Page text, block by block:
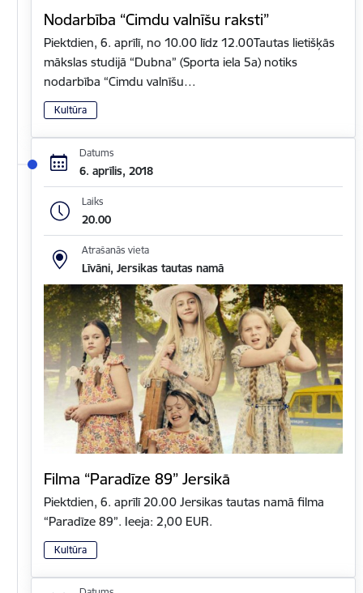
Nodarbība “Cimdu valnīšu raksti”
Piektdien, 6. aprīlī, no 10.00 līdz 12.00Tautas lietišķās
mākslas studijā “Dubna” (Sporta iela 5a) notiks
nodarbība “Cimdu valnīšu…
Kultūra
Datums
6. aprīlis, 2018
Laiks
20.00
Atrašanās vieta
Līvāni, Jersikas tautas namā
Filma “Paradīze 89” Jersikā
Piektdien, 6. aprīlī 20.00 Jersikas tautas namā filma
“Paradīze 89”. Ieeja: 2,00 EUR.
Kultūra